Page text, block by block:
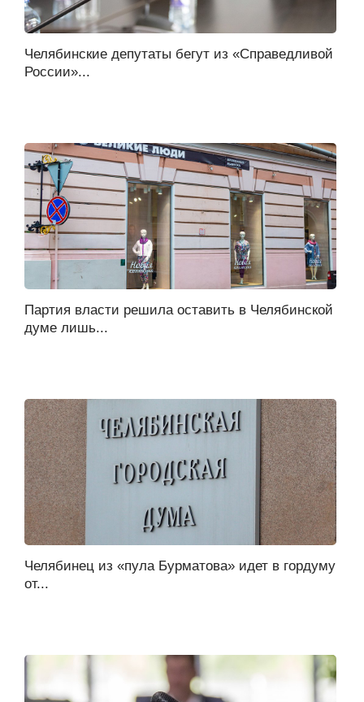
Челябинские депутаты бегут из «Справедливой
России»...
Партия власти решила оставить в Челябинской
думе лишь...
Челябинец из «пула Бурматова» идет в гордуму
от...